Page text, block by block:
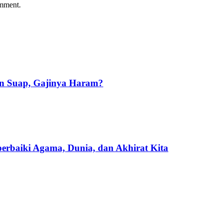
Suap, Gajinya Haram?
Agama, Dunia, dan Akhirat Kita